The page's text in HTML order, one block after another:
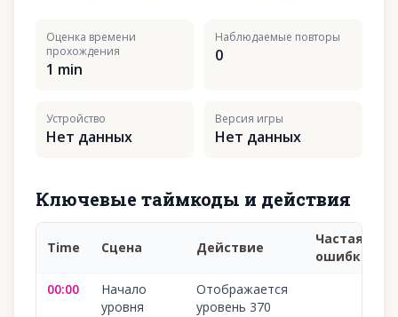
Оценка времени
прохождения
1 min
Наблюдаемые повторы
0
Устройство
Нет данных
Версия игры
Нет данных
Ключевые таймкоды и действия
Time Сцена Действие
Частая
ошибка
00:00
Начало
уровня
Отображается
уровень 370